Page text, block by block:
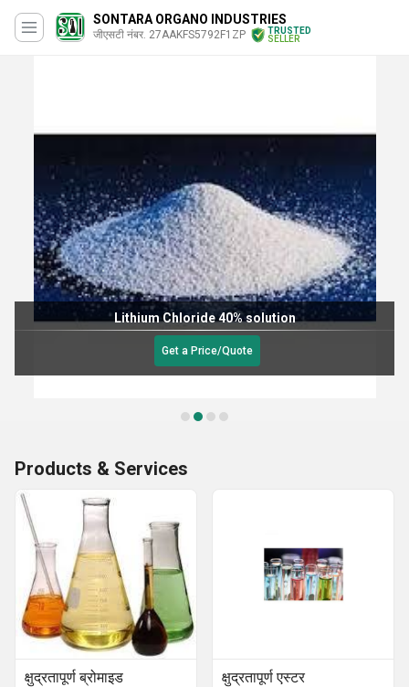
SONTARA ORGANO INDUSTRIES
जीएसटी नंबर. 27AAKFS5792F1ZP
TRUSTED
SELLER
Lithium Chloride 40% solution
Get a Price/Quote
Products & Services
क्षुद्रतापूर्ण ब्रोमाइड क्षुद्रतापूर्ण एस्टर